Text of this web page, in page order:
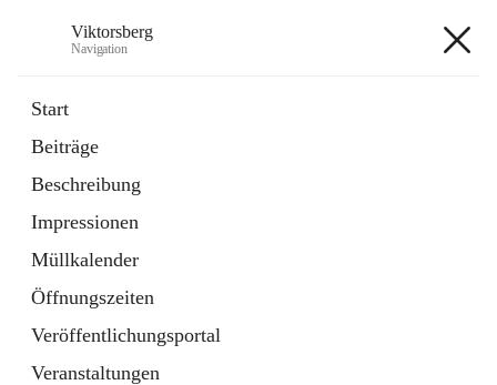
Viktorsberg
Navigation
Start
Beiträge
Beschreibung
Impressionen
Müllkalender
Öffnungszeiten
Veröffentlichungsportal
Veranstaltungen
1 Schnellzugriff
Bürgerservice
10 Schnellzugriffe